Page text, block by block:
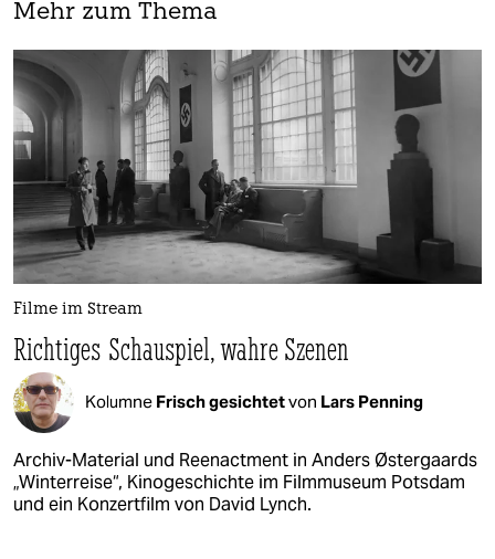
Mehr zum Thema
Filme im Stream
Richtiges Schauspiel, wahre Szenen
Kolumne Frisch gesichtetvon Lars Penning
Archiv-Material und Reenactment in Anders Østergaards
„Winterreise“, Kinogeschichte im Filmmuseum Potsdam
und ein Konzertfilm von David Lynch.